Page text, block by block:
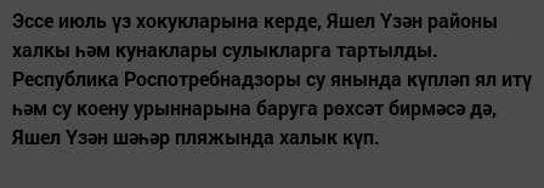
Эссе июль үз хокукларына керде, Яшел Үзән районы
халкы һәм кунаклары сулыкларга тартылды.
Республика Роспотребнадзоры су янында күпләп ял итү
һәм су коену урыннарына баруга рөхсәт бирмәсә дә,
Яшел Үзән шәһәр пляжында халык күп.